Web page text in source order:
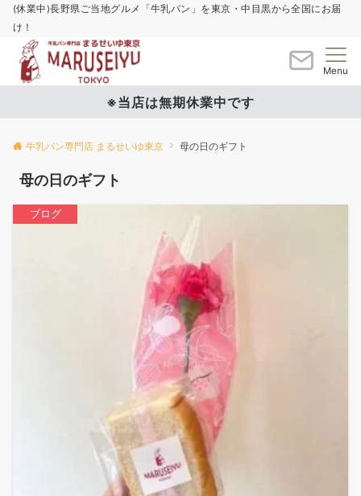
(休業中)長野県ご当地グルメ「牛乳パン」を東京・中目黒から全国にお届
け！
Menu
※当店は無期休業中です
牛乳パン専門店 まるせいゆ東京 母の日のギフト
母の日のギフト
ブログ